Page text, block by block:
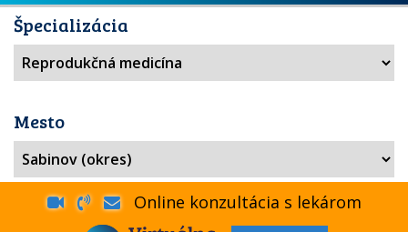
Špecializácia
Mesto
Online konzultácia s lekárom